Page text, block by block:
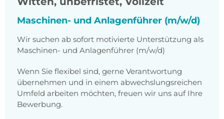
Maschinen- und Anlagenführer (m/w/d)
Wir suchen ab sofort motivierte Unterstützung als
Maschinen- und Anlagenführer (m/w/d)
Wenn Sie flexibel sind, gerne Verantwortung
übernehmen und in einem abwechslungsreichen
Umfeld arbeiten möchten, freuen wir uns auf Ihre
Bewerbung.